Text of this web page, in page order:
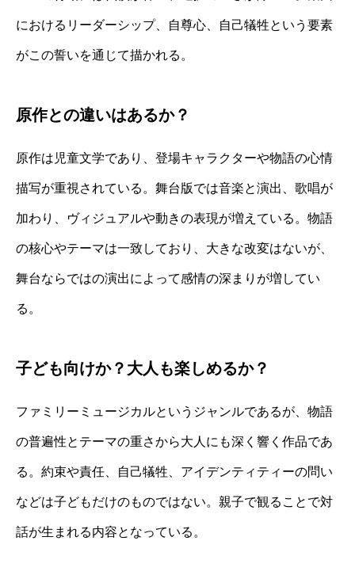
におけるリーダーシップ、自尊心、自己犠牲という要素
がこの誓いを通じて描かれる。
原作との違いはあるか？
原作は児童文学であり、登場キャラクターや物語の心情
描写が重視されている。舞台版では音楽と演出、歌唱が
加わり、ヴィジュアルや動きの表現が増えている。物語
の核心やテーマは一致しており、大きな改変はないが、
舞台ならではの演出によって感情の深まりが増してい
る。
子ども向けか？大人も楽しめるか？
ファミリーミュージカルというジャンルであるが、物語
の普遍性とテーマの重さから大人にも深く響く作品であ
る。約束や責任、自己犠牲、アイデンティティーの問い
などは子どもだけのものではない。親子で観ることで対
話が生まれる内容となっている。